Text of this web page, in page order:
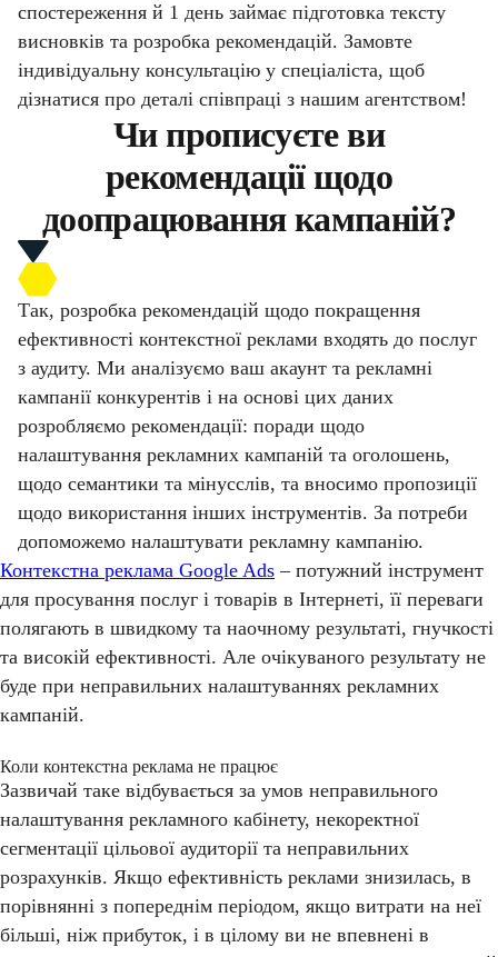
спостереження й 1 день займає підготовка тексту
висновків та розробка рекомендацій. Замовте
індивідуальну консультацію у спеціаліста, щоб
дізнатися про деталі співпраці з нашим агентством!
Чи прописуєте ви
рекомендації щодо
доопрацювання кампаній?
Так, розробка рекомендацій щодо покращення
ефективності контекстної реклами входять до послуг
з аудиту. Ми аналізуємо ваш акаунт та рекламні
кампанії конкурентів і на основі цих даних
розробляємо рекомендації: поради щодо
налаштування рекламних кампаній та оголошень,
щодо семантики та мінусслів, та вносимо пропозиції
щодо використання інших інструментів. За потреби
допоможемо налаштувати рекламну кампанію.
Контекстна реклама Google Ads – потужний інструмент
для просування послуг і товарів в Інтернеті, її переваги
полягають в швидкому та наочному результаті, гнучкості
та високій ефективності. Але очікуваного результату не
буде при неправильних налаштуваннях рекламних
кампаній.
Коли контекстна реклама не працює
Зазвичай таке відбувається за умов неправильного
налаштування рекламного кабінету, некоректної
сегментації цільової аудиторії та неправильних
розрахунків. Якщо ефективність реклами знизилась, в
порівнянні з попереднім періодом, якщо витрати на неї
більші, ніж прибуток, і в цілому ви не впевнені в